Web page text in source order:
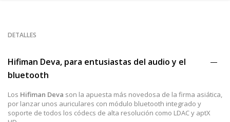
DETALLES
Hifiman Deva, para entusiastas del audio y el
bluetooth
Los Hifiman Deva son la apuesta más novedosa de la firma asiática,
por lanzar unos auriculares con módulo bluetooth integrado y
soporte de todos los códecs de alta resolución como LDAC y aptX